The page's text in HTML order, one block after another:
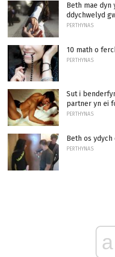
Beth mae dyn
ddychwelyd
PERTHYNAS
10 math o
PERTHYNAS
Sut i
partner yn ei
PERTHYNAS
Beth os ydych
PERTHYNAS